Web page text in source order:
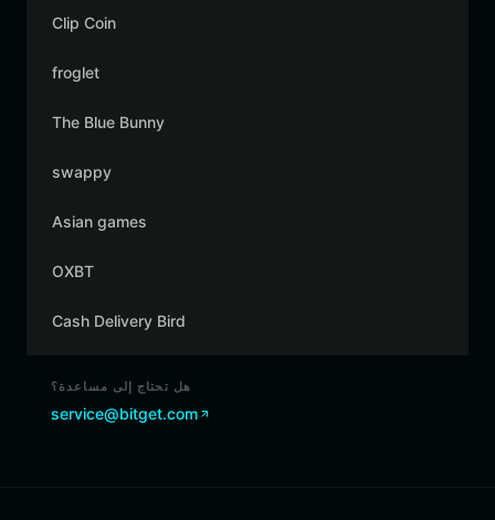
Clip Coin
froglet
The Blue Bunny
swappy
Asian games
OXBT
Cash Delivery Bird
هل تحتاج إلى مساعدة؟
service@bitget.com